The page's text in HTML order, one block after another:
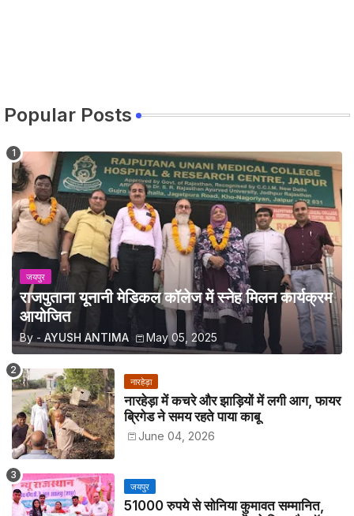
Popular Posts
जयपुर
राजपुताना यूनानी मेडिकल कॉलेज में स्नेह मिलन कार्यक्रम
आयोजित
By - AYUSH ANTIMA May 05, 2025
नारहेड़ा
नारहेड़ा में कचरे और झाड़ियों में लगी आग, फायर
ब्रिगेड ने समय रहते पाया काबू
June 04, 2026
जयपुर
51000 रुपये से सोनिया कुमावत सम्मानित,